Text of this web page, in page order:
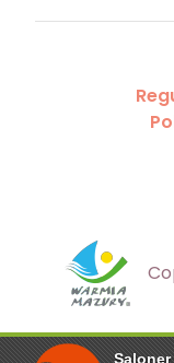
Saloner